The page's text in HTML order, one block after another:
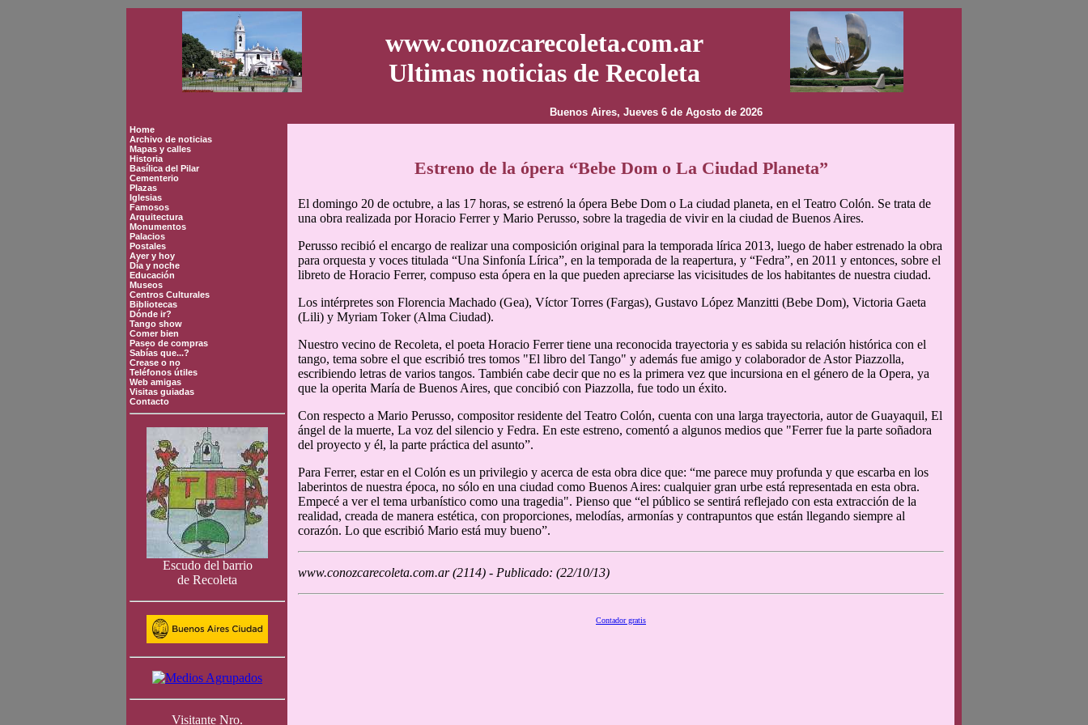
www.conozcarecoleta.com.ar
Ultimas noticias de Recoleta
Buenos Aires, Jueves 6 de Agosto de 2026
Home
Archivo de noticias
Mapas y calles
Historia
Basílica del Pilar
Cementerio
Plazas
Iglesias
Famosos
Arquitectura
Monumentos
Palacios
Postales
Ayer y hoy
Día y noche
Educación
Museos
Centros Culturales
Bibliotecas
Dónde ir?
Tango show
Comer bien
Paseo de compras
Sabías que...?
Crease o no
Teléfonos útiles
Web amigas
Visitas guiadas
Contacto
Escudo del barrio
de Recoleta
Visitante Nro.
Estreno de la ópera “Bebe Dom o La Ciudad Planeta”
El domingo 20 de octubre, a las 17 horas, se estrenó la ópera Bebe Dom o La ciudad planeta, en el Teatro Colón. Se trata de
una obra realizada por Horacio Ferrer y Mario Perusso, sobre la tragedia de vivir en la ciudad de Buenos Aires.
Perusso recibió el encargo de realizar una composición original para la temporada lírica 2013, luego de haber estrenado la obra
para orquesta y voces titulada “Una Sinfonía Lírica”, en la temporada de la reapertura, y “Fedra”, en 2011 y entonces, sobre el
libreto de Horacio Ferrer, compuso esta ópera en la que pueden apreciarse las vicisitudes de los habitantes de nuestra ciudad.
Los intérpretes son Florencia Machado (Gea), Víctor Torres (Fargas), Gustavo López Manzitti (Bebe Dom), Victoria Gaeta
(Lili) y Myriam Toker (Alma Ciudad).
Nuestro vecino de Recoleta, el poeta Horacio Ferrer tiene una reconocida trayectoria y es sabida su relación histórica con el
tango, tema sobre el que escribió tres tomos "El libro del Tango" y además fue amigo y colaborador de Astor Piazzolla,
escribiendo letras de varios tangos. También cabe decir que no es la primera vez que incursiona en el género de la Opera, ya
que la operita María de Buenos Aires, que concibió con Piazzolla, fue todo un éxito.
Con respecto a Mario Perusso, compositor residente del Teatro Colón, cuenta con una larga trayectoria, autor de Guayaquil, El
ángel de la muerte, La voz del silencio y Fedra. En este estreno, comentó a algunos medios que "Ferrer fue la parte soñadora
del proyecto y él, la parte práctica del asunto”.
Para Ferrer, estar en el Colón es un privilegio y acerca de esta obra dice que: “me parece muy profunda y que escarba en los
laberintos de nuestra época, no sólo en una ciudad como Buenos Aires: cualquier gran urbe está representada en esta obra.
Empecé a ver el tema urbanístico como una tragedia". Pienso que “el público se sentirá reflejado con esta extracción de la
realidad, creada de manera estética, con proporciones, melodías, armonías y contrapuntos que están llegando siempre al
corazón. Lo que escribió Mario está muy bueno”.
www.conozcarecoleta.com.ar (2114) - Publicado: (22/10/13)
Contador gratis